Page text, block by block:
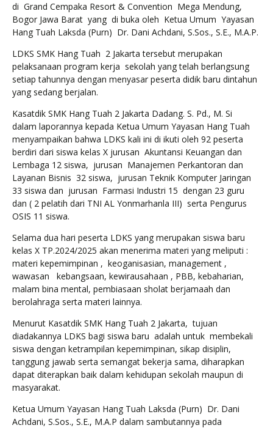
di Grand Cempaka Resort & Convention Mega Mendung,
Bogor Jawa Barat yang di buka oleh Ketua Umum Yayasan
Hang Tuah Laksda (Purn) Dr. Dani Achdani, S.Sos., S.E., M.A.P.
LDKS SMK Hang Tuah 2 Jakarta tersebut merupakan
pelaksanaan program kerja sekolah yang telah berlangsung
setiap tahunnya dengan menyasar peserta didik baru dintahun
yang sedang berjalan.
Kasatdik SMK Hang Tuah 2 Jakarta Dadang. S. Pd., M. Si
dalam laporannya kepada Ketua Umum Yayasan Hang Tuah
menyampaikan bahwa LDKS kali ini di ikuti oleh 92 peserta
berdiri dari siswa kelas X jurusan Akuntansi Keuangan dan
Lembaga 12 siswa, jurusan Manajemen Perkantoran dan
Layanan Bisnis 32 siswa, jurusan Teknik Komputer Jaringan
33 siswa dan jurusan Farmasi Industri 15 dengan 23 guru
dan ( 2 pelatih dari TNI AL Yonmarhanla III) serta Pengurus
OSIS 11 siswa.
Selama dua hari peserta LDKS yang merupakan siswa baru
kelas X TP.2024/2025 akan menerima materi yang meliputi :
materi kepemimpinan , keoganisasian, management ,
wawasan kebangsaan, kewirausahaan , PBB, kebaharian,
malam bina mental, pembiasaan sholat berjamaah dan
berolahraga serta materi lainnya.
Menurut Kasatdik SMK Hang Tuah 2 Jakarta, tujuan
diadakannya LDKS bagi siswa baru adalah untuk membekali
siswa dengan ketrampilan kepemimpinan, sikap disiplin,
tanggung jawab serta semangat bekerja sama, diharapkan
dapat diterapkan baik dalam kehidupan sekolah maupun di
masyarakat.
Ketua Umum Yayasan Hang Tuah Laksda (Purn) Dr. Dani
Achdani, S.Sos., S.E., M.A.P dalam sambutannya pada